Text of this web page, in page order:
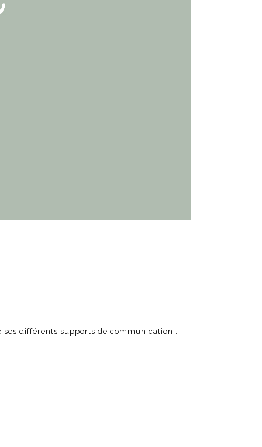
différents supports de communication : -